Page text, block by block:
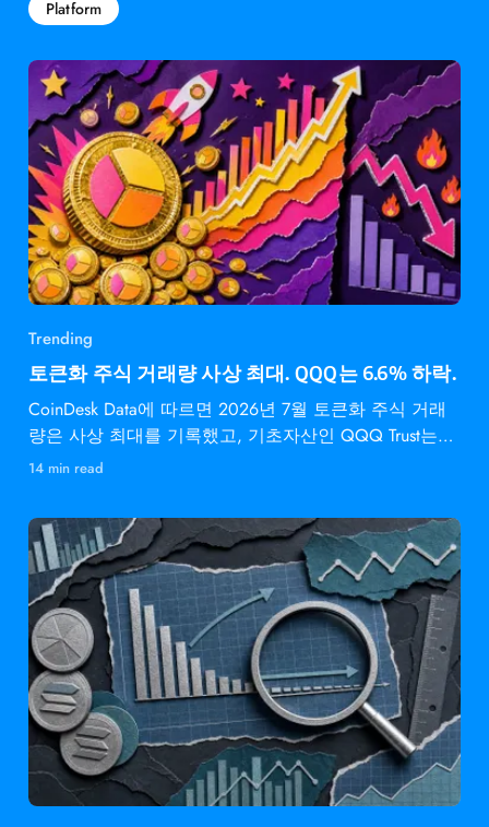
Platform
Trending
토큰화 주식 거래량 사상 최대. QQQ는 6.6% 하락.
CoinDesk Data에 따르면 2026년 7월 토큰화 주식 거래
량은 사상 최대를 기록했고, 기초자산인 QQQ Trust는
6.6% 하락했다.
14 min read